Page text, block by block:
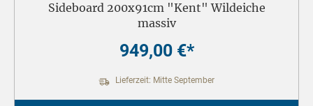
Sideboard 200x91cm "Kent" Wildeiche
massiv
949,00 €*
Lieferzeit: Mitte September